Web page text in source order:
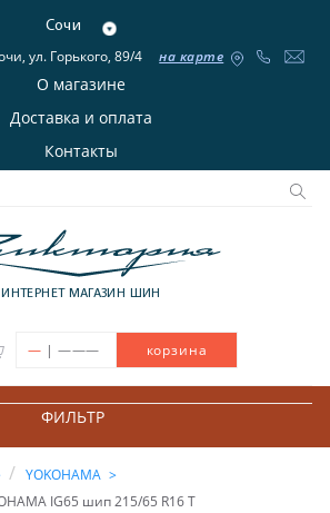
Сочи
ул. Горького, 89/4 на карте
О магазине
Доставка и оплата
Контакты
ИНТЕРНЕТ МАГАЗИН ШИН
— | ——— корзина
ФИЛЬТР
YOKOHAMA
IG65 шип 215/65 R16 T